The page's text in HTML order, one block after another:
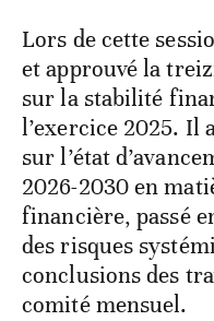
Lors de cette
et approuvé la
sur la stabilité
l’exercice 2025. Il
sur l’état
2026-2030 en
financière, passé
des risques
conclusions des
comité mensuel.